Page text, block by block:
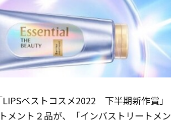
ベストコスメ2022 下半期新作賞」
メント２品が、「インバストリートメン